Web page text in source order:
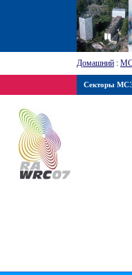
Домашний :
Секторы